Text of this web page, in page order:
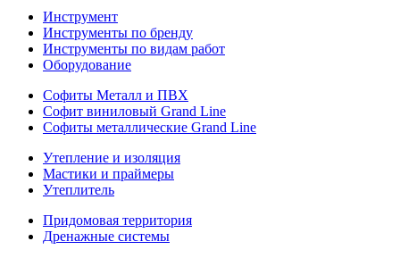
Инструмент
Инструменты по бренду
Инструменты по видам работ
Оборудование
Софиты Металл и ПВХ
Софит виниловый Grand Line
Софиты металлические Grand Line
Утепление и изоляция
Мастики и праймеры
Утеплитель
Придомовая территория
Дренажные системы